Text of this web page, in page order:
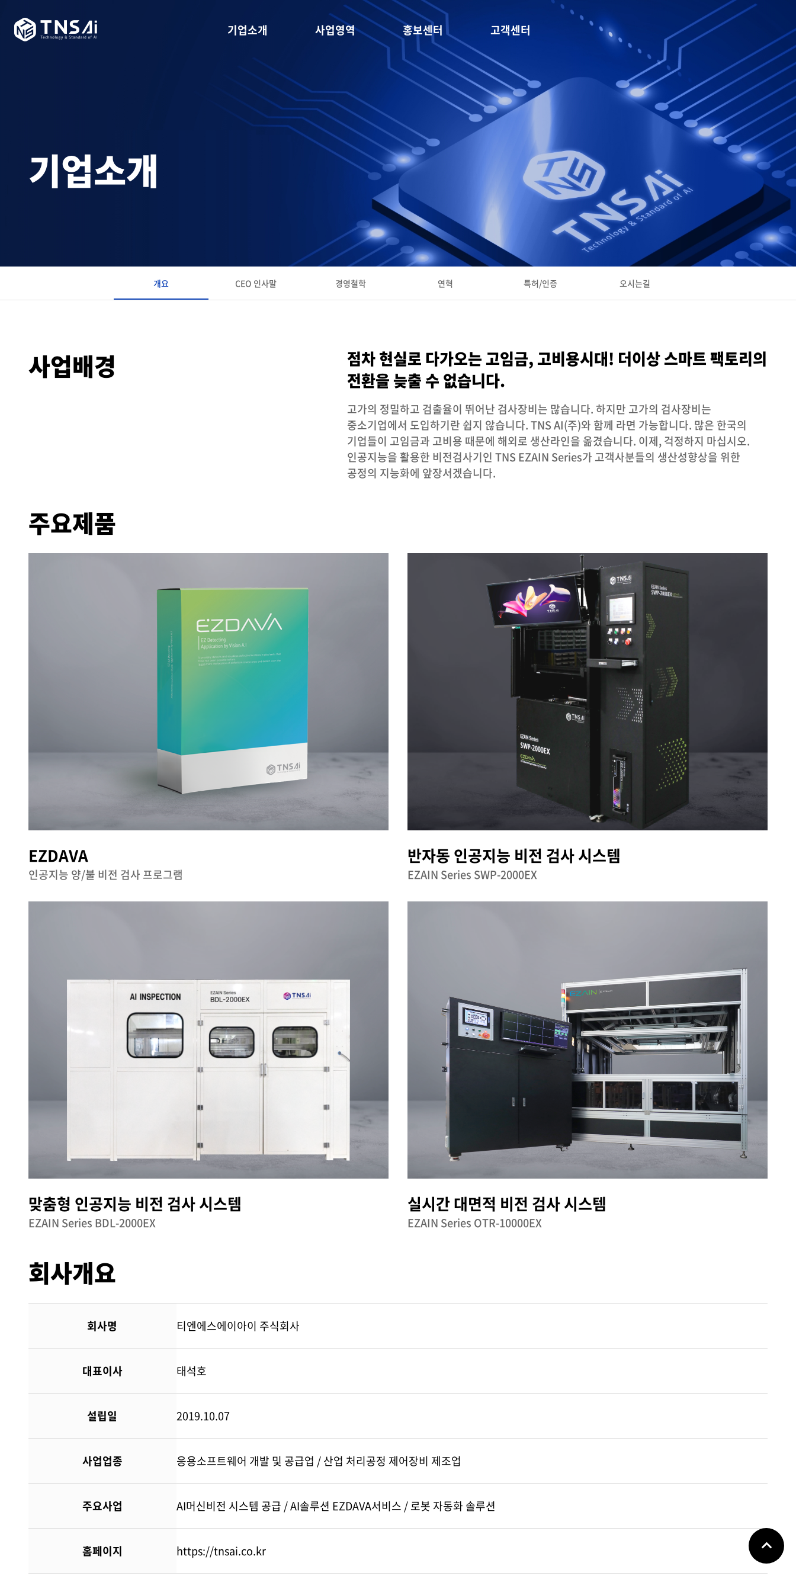
기업소개 사업영역 홍보센터 고객센터
기업소개
개요 CEO 인사말 경영철학 연혁 특허/인증 오시는길
사업배경
점차 현실로 다가오는 고임금, 고비용시대! 더이상 스마트 팩토리의
전환을 늦출 수 없습니다.
고가의 정밀하고 검출율이 뛰어난 검사장비는 많습니다. 하지만 고가의 검사장비는
중소기업에서 도입하기란 쉽지 않습니다. TNS AI(주)와 함께 라면 가능합니다. 많은 한국의
기업들이 고임금과 고비용 때문에 해외로 생산라인을 옮겼습니다. 이제, 걱정하지 마십시오.
인공지능을 활용한 비전검사기인 TNS EZAIN Series가 고객사분들의 생산성향상을 위한
공정의 지능화에 앞장서겠습니다.
주요제품
EZDAVA
인공지능 양/불 비전 검사 프로그램
반자동 인공지능 비전 검사 시스템
EZAIN Series SWP-2000EX
맞춤형 인공지능 비전 검사 시스템
EZAIN Series BDL-2000EX
실시간 대면적 비전 검사 시스템
EZAIN Series OTR-10000EX
회사개요
회사명 티엔에스에이아이 주식회사
대표이사 태석호
설립일 2019.10.07
사업업종 응용소프트웨어 개발 및 공급업 / 산업 처리공정 제어장비 제조업
주요사업 AI머신비전 시스템 공급 / AI솔루션 EZDAVA서비스 / 로봇 자동화 솔루션
홈페이지 https://tnsai.co.kr